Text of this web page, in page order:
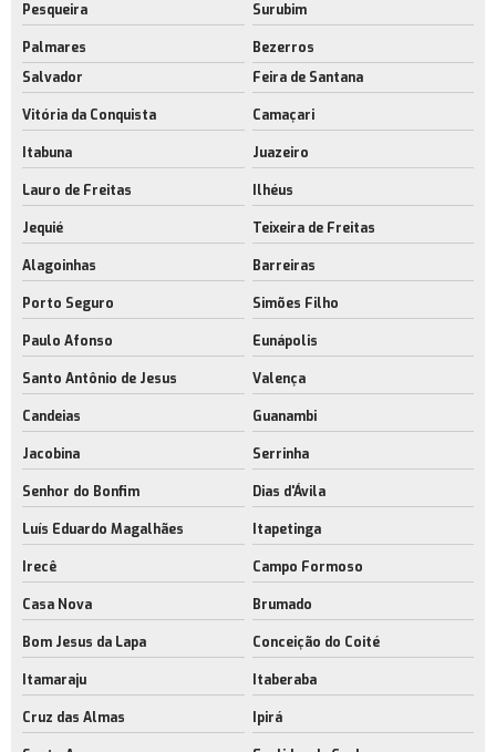
Pesqueira Surubim
Palmares
Bezerros
Salvador
Feira de Santana
Vitória da Conquista Camaçari
Itabuna Juazeiro
Lauro de Freitas Ilhéus
Jequié Teixeira de Freitas
Alagoinhas Barreiras
Porto Seguro Simões Filho
Paulo Afonso Eunápolis
Santo Antônio de Jesus Valença
Candeias Guanambi
Jacobina Serrinha
Senhor do Bonfim Dias d'Ávila
Luís Eduardo Magalhães Itapetinga
Irecê Campo Formoso
Casa Nova Brumado
Bom Jesus da Lapa Conceição do Coité
Itamaraju Itaberaba
Cruz das Almas Ipirá